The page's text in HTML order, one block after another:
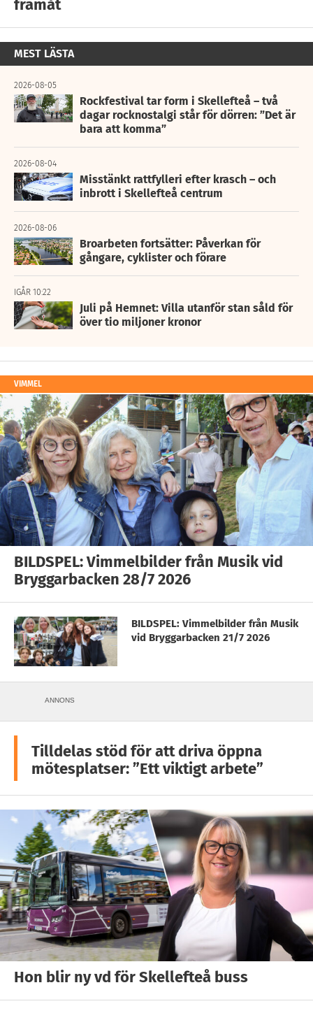
framåt
MEST LÄSTA
2026-08-05
Rockfestival tar form i Skellefteå – två
dagar rocknostalgi står för dörren: ”Det är
bara att komma”
2026-08-04
Misstänkt rattfylleri efter krasch – och
inbrott i Skellefteå centrum
2026-08-06
Broarbeten fortsätter: Påverkan för
gångare, cyklister och förare
IGÅR 10:22
Juli på Hemnet: Villa utanför stan såld för
över tio miljoner kronor
VIMMEL
BILDSPEL: Vimmelbilder från Musik vid
Bryggarbacken 28/7 2026
BILDSPEL: Vimmelbilder från Musik
vid Bryggarbacken 21/7 2026
ANNONS
Tilldelas stöd för att driva öppna
mötesplatser: ”Ett viktigt arbete”
Hon blir ny vd för Skellefteå buss